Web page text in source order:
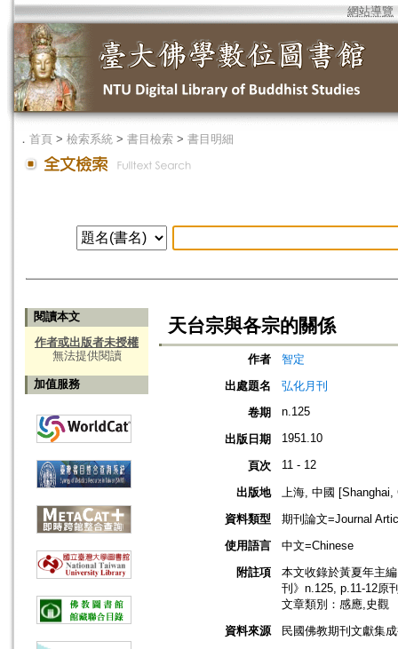
網站導覽
． 首頁 > 檢索系統 > 書目檢索 > 書目明細
閱讀本文
作者或出版者未授權
無法提供閱讀
加值服務
天台宗與各宗的關係
作者
智定
出處題名
弘化月刊
卷期
n.125
出版日期 1951.10
頁次 11 - 12
出版地
上海, 中國 [Shanghai,
資料類型
期刊論文=Journal
使用語言
中文=Chinese
附註項
本文收錄於黃夏年主
刊》n.125, p.11-12原
文章類別：感應,史觀
資料來源
民國佛教期刊文獻集